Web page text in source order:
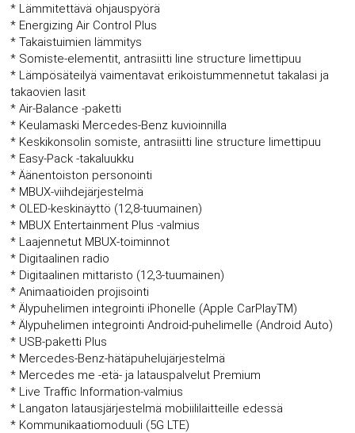
* Lämmitettävä ohjauspyörä
* Energizing Air Control Plus
* Takaistuimien lämmitys
* Somiste-elementit, antrasiitti line structure limettipuu
* Lämpösäteilyä vaimentavat erikoistummennetut takalasi ja
takaovien lasit
* Air-Balance -paketti
* Keulamaski Mercedes-Benz kuvioinnilla
* Keskikonsolin somiste, antrasiitti line structure limettipuu
* Easy-Pack -takaluukku
* Äänentoiston personointi
* MBUX-viihdejärjestelmä
* OLED-keskinäyttö (12,8-tuumainen)
* MBUX Entertainment Plus -valmius
* Laajennetut MBUX-toiminnot
* Digitaalinen radio
* Digitaalinen mittaristo (12,3-tuumainen)
* Animaatioiden projisointi
* Älypuhelimen integrointi iPhonelle (Apple CarPlayTM)
* Älypuhelimen integrointi Android-puhelimelle (Android Auto)
* USB-paketti Plus
* Mercedes-Benz-hätäpuhelujärjestelmä
* Mercedes me -etä- ja latauspalvelut Premium
* Live Traffic Information-valmius
* Langaton latausjärjestelmä mobiililaitteille edessä
* Kommunikaatiomoduuli (5G LTE)